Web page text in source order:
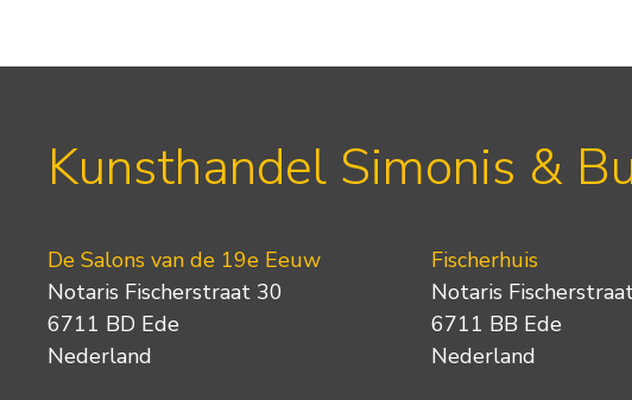
Kunsthandel Simonis &
De Salons van de 19e Eeuw
Notaris Fischerstraat 30
6711 BD Ede
Nederland
Fischerhuis
Notaris
6711 BB Ede
Nederland